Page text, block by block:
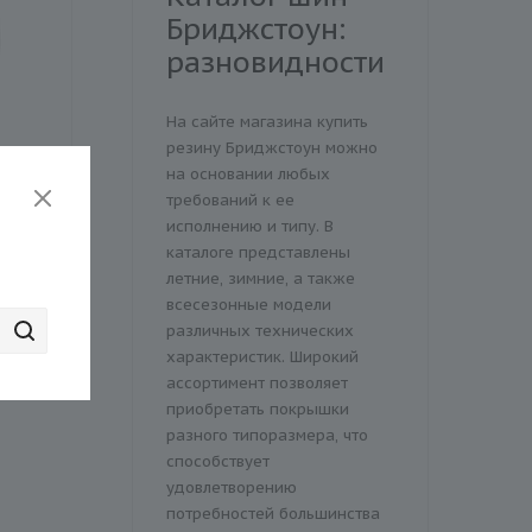
Шина Hankook Ventus
evo K137 R19 225/35
Есть в наличии (2)
Экономия 1 760 ₽
Бриджстоун:
разновидности
На сайте магазина купить
резину Бриджстоун можно
на основании любых
требований к ее
исполнению и типу. В
каталоге представлены
летние, зимние, а также
всесезонные модели
различных технических
характеристик. Широкий
ассортимент позволяет
приобретать покрышки
разного типоразмера, что
способствует
удовлетворению
потребностей большинства